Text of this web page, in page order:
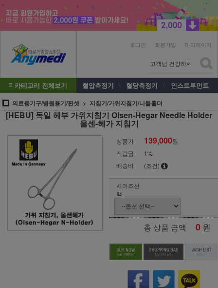
로그인 회원가입 마이페이지
카테고리 전체보기 혈압측정기 혈당측정기 인스트루먼트
의료용기구/병원용기/핀셋 지침기/가위지침기/니들홀더
[HEBU] 독일 헤부 가위지침기 Olsen-Hegar Needle Holder
올센-헤가 지침기
상품가 139,000원
적립금
1%
배송비
(조건)
사이즈선
택
총 상품 금액 0 원